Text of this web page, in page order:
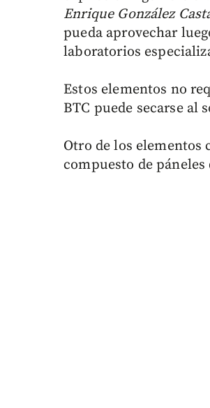
Enrique González
pueda aprovechar
laboratorios
Estos elementos no
BTC puede secarse al
Otro de los elementos
compuesto de